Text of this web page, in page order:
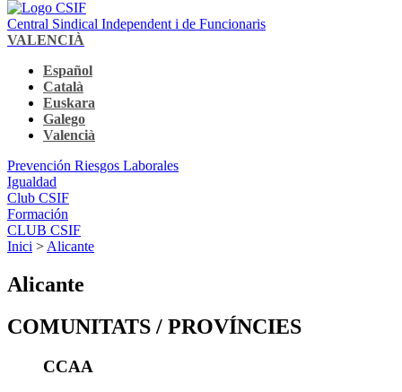
Central Sindical Independent i de Funcionaris
VALENCIÀ
Español
Català
Euskara
Galego
Valencià
Prevención Riesgos Laborales
Igualdad
Club CSIF
Formación
CLUB CSIF
Inici > Alicante
Alicante
COMUNITATS / PROVÍNCIES
CCAA